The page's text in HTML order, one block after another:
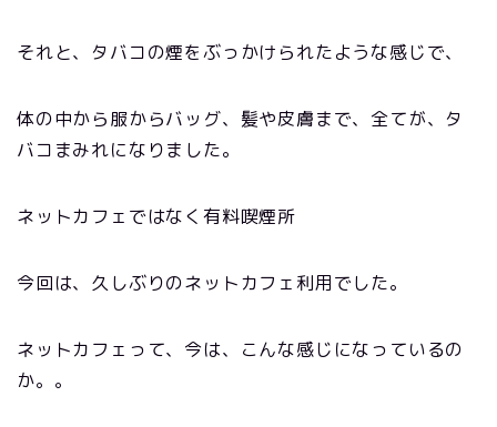
それと、タバコの煙をぶっかけられたような感じで、
体の中から服からバッグ、髪や皮膚まで、全てが、タ
バコまみれになりました。
ネットカフェではなく有料喫煙所
今回は、久しぶりのネットカフェ利用でした。
ネットカフェって、今は、こんな感じになっているの
か。。